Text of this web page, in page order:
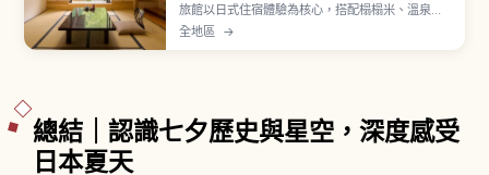
旅館以日式住宿體驗為核心，搭配榻榻米、溫泉、
浴衣與懷石料理，多數提供一泊二食方案。飯店則
房型多元、自由度高，從商務到度假飯店任選。浴
全地區 →
總結｜認識七夕歷史與星空，深度感受
日本夏天